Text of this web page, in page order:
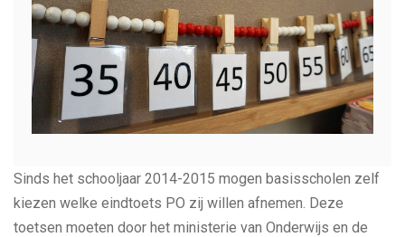
Sinds het schooljaar 2014-2015 mogen basisscholen zelf
kiezen welke eindtoets PO zij willen afnemen. Deze
toetsen moeten door het ministerie van Onderwijs en de